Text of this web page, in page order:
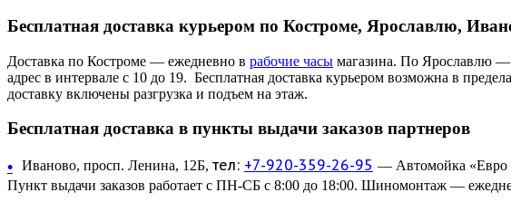
Бесплатная доставка курьером по Костроме, Ярославлю,
Доставка по Костроме — ежедневно в рабочие часы магазина. По Ярославлю —
адрес в интервале с 10 до 19. Бесплатная доставка курьером возможна в
доставку включены разгрузка и подъем на этаж.
Бесплатная доставка в пункты выдачи заказов партнеров
• Иваново, просп. Ленина, 12Б, тел: +7-920-359-26-95 — Автомойка «Евро
Пункт выдачи заказов работает с ПН-СБ с 8:00 до 18:00. Шиномонтаж —